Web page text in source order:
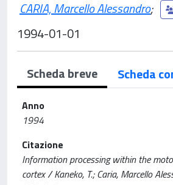
CARIA, Marcello Alessandro;
1994-01-01
Scheda breve Scheda
Anno
1994
Citazione
Information processing within the
cortex / Kaneko, T.; Caria, Marcello